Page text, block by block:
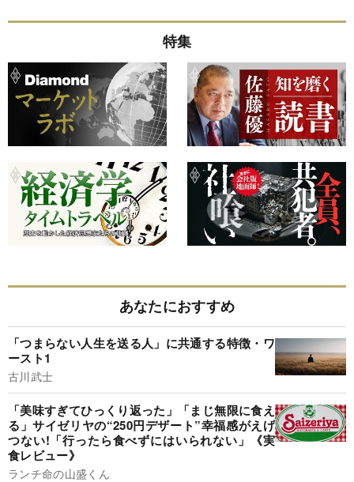
特集
あなたにおすすめ
「つまらない人生を送る人」に共通する特徴・ワ
ースト1
古川武士
「美味すぎてひっくり返った」「まじ無限に食え
る」サイゼリヤの“250円デザート”幸福感がえげ
つない!「行ったら食べずにはいられない」《実
食レビュー》
ランチ命の山盛くん